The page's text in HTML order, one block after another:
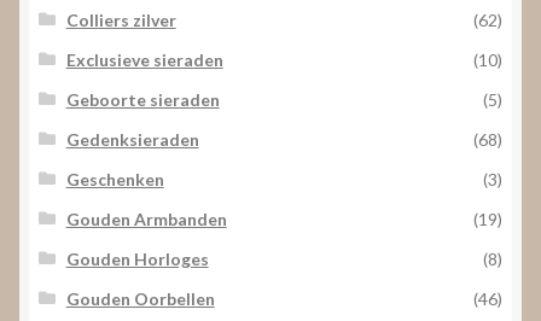
Colliers zilver
(62)
Exclusieve sieraden
(10)
Geboorte sieraden
(5)
Gedenksieraden
(68)
Geschenken
(3)
Gouden Armbanden
(19)
Gouden Horloges
(8)
Gouden Oorbellen
(46)